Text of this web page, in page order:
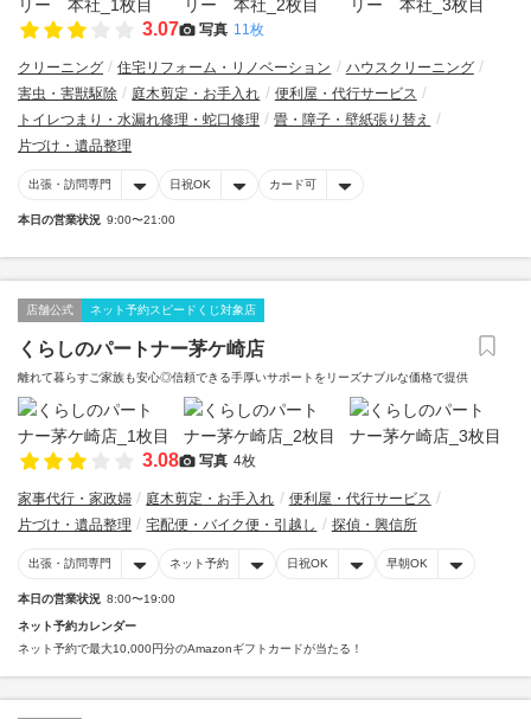
3.07 写真 11枚
クリーニング 住宅リフォーム・リノベーション
ハウスクリーニング
害虫・害獣駆除
庭木剪定・お手入れ
便利屋・代行サービス
トイレつまり・水漏れ修理・蛇口修理
畳・障子・壁紙張り替え
片づけ・遺品整理
出張・訪問専門 日祝OK カード可
本日の営業状況 9:00〜21:00
店舗公式 ネット予約スピードくじ対象店
くらしのパートナー茅ケ崎店
離れて暮らすご家族も安心◎信頼できる手厚いサポートをリーズナブルな価格で提供
3.08 写真 4枚
家事代行・家政婦 庭木剪定・お手入れ
便利屋・代行サービス
片づけ・遺品整理
宅配便・バイク便・引越し 探偵・興信所
出張・訪問専門 ネット予約 日祝OK 早朝OK
本日の営業状況 8:00〜19:00
ネット予約カレンダー
ネット予約で最大10,000円分のAmazonギフトカードが当たる！